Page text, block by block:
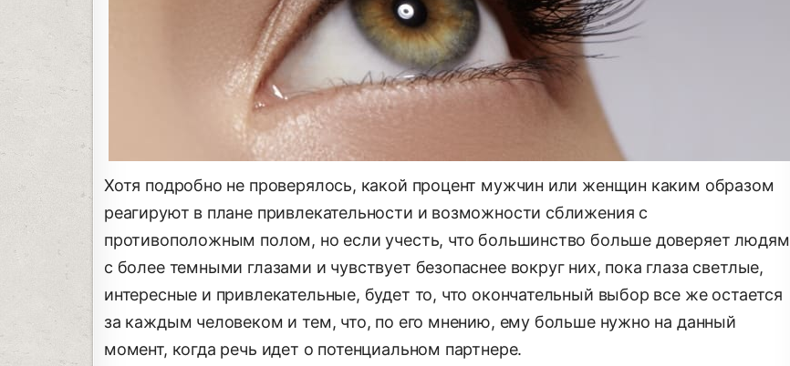
Хотя подробно не проверялось, какой процент мужчин или женщин каким образом
реагируют в плане привлекательности и возможности сближения с
противоположным полом, но если учесть, что большинство больше доверяет людям
с более темными глазами и чувствует безопаснее вокруг них, пока глаза светлые,
интересные и привлекательные, будет то, что окончательный выбор все же остается
за каждым человеком и тем, что, по его мнению, ему больше нужно на данный
момент, когда речь идет о потенциальном партнере.